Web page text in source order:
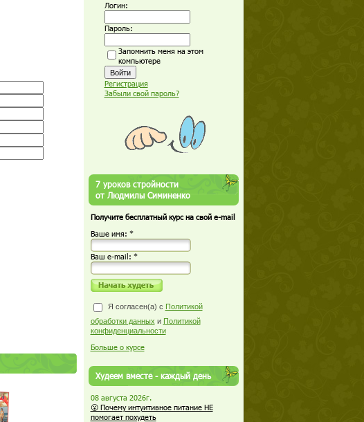
Логин:
Пароль:
Запомнить меня на этом
компьютере
Регистрация
Забыли свой пароль?
7 уроков стройности
от Людмилы Симиненко
Получите бесплатный курс на свой e-mail
Ваше имя: *
Ваш е-mail: *
Я согласен(а) с Политикой
обработки данных и Политикой
конфиденциальности
Больше о курсе
Худеем вместе - каждый день
08 августа 2026г.
😮 Почему интуитивное питание НЕ
помогает похудеть